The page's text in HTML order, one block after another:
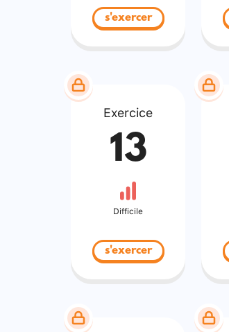
s'exercer
Exercice
13
Difficile
s'exercer